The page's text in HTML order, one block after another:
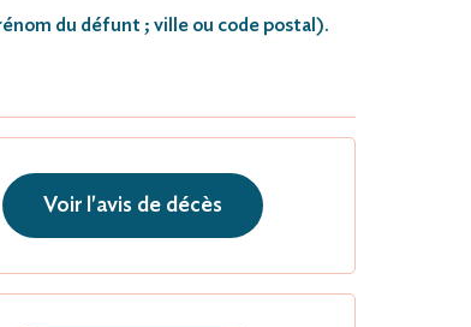
du défunt ; ville ou code postal).
Voir l'avis de décès